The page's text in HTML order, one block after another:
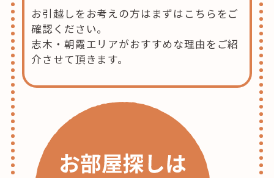
お引越しをお考えの方はまずはこちらをご
確認ください。
志木・朝霞エリアがおすすめな理由をご紹
介させて頂きます。